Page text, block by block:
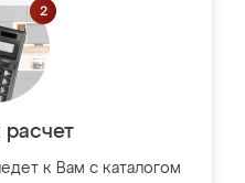
к Вам с каталогом